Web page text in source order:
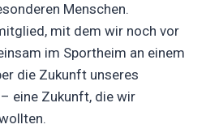
Menschen.
mit dem wir noch vor
im Sportheim an einem
die Zukunft unseres
eine Zukunft, die wir